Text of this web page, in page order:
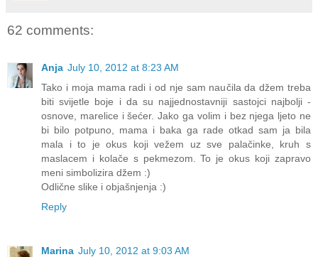
62 comments:
Anja July 10, 2012 at 8:23 AM
Tako i moja mama radi i od nje sam naučila da džem treba
biti svijetle boje i da su najjednostavniji sastojci najbolji -
osnove, marelice i šećer. Jako ga volim i bez njega ljeto ne
bi bilo potpuno, mama i baka ga rade otkad sam ja bila
mala i to je okus koji vežem uz sve palačinke, kruh s
maslacem i kolače s pekmezom. To je okus koji zapravo
meni simbolizira džem :)
Odlične slike i objašnjenja :)
Reply
Marina July 10, 2012 at 9:03 AM